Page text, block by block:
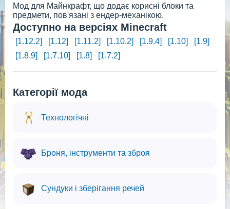
Мод для Майнкрафт, що додає корисні блоки та
предмети, пов'язані з ендер-механікою.
Доступно на версіях Minecraft
[1.12.2] [1.12] [1.11.2] [1.10.2] [1.9.4] [1.10]
[1.9]
[1.8.9]
[1.7.10] [1.8] [1.7.2]
Категорії мода
Технологічні
Броня, інструменти та зброя
Сундуки і зберігання речей